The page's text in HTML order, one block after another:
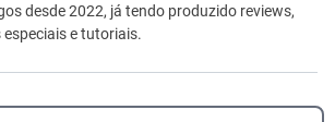
desde 2022, já tendo produzido reviews,
e tutoriais.